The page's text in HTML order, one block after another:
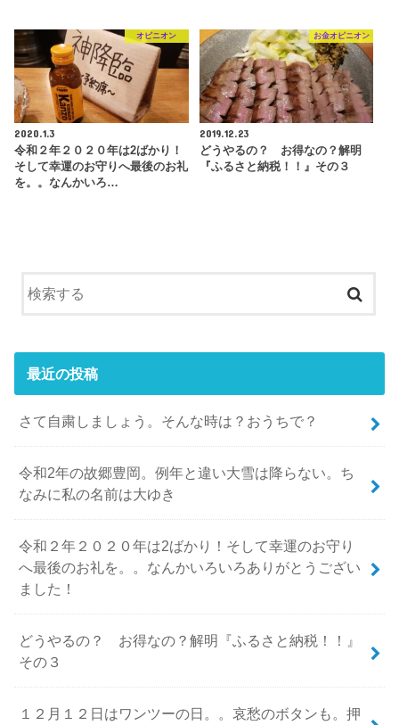
オピニオン
2020.1.3
令和２年２０２０年は2ばかり！
そして幸運のお守りへ最後のお礼
を。。なんかいろ…
お金オピニオン
2019.12.23
どうやるの？ お得なの？解明
『ふるさと納税！！』その３
最近の投稿
さて自粛しましょう。そんな時は？おうちで？
令和2年の故郷豊岡。例年と違い大雪は降らない。ち
なみに私の名前は大ゆき
令和２年２０２０年は2ばかり！そして幸運のお守り
へ最後のお礼を。。なんかいろいろありがとうござい
ました！
どうやるの？ お得なの？解明『ふるさと納税！！』
その３
１２月１２日はワンツーの日。。哀愁のボタンも。押